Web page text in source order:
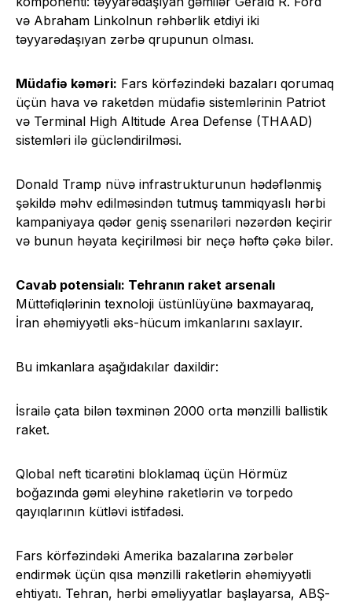
və Abraham Linkolnun rəhbərlik etdiyi iki
təyyarədaşıyan zərbə qrupunun olması.
Müdafiə kəməri: Fars körfəzindəki bazaları qorumaq
üçün hava və raketdən müdafiə sistemlərinin Patriot
və Terminal High Altitude Area Defense (THAAD)
sistemləri ilə gücləndirilməsi.
Donald Tramp nüvə infrastrukturunun hədəflənmiş
şəkildə məhv edilməsindən tutmuş tammiqyaslı hərbi
kampaniyaya qədər geniş ssenariləri nəzərdən keçirir
və bunun həyata keçirilməsi bir neçə həftə çəkə bilər.
Cavab potensialı: Tehranın raket arsenalı
Müttəfiqlərinin texnoloji üstünlüyünə baxmayaraq,
İran əhəmiyyətli əks-hücum imkanlarını saxlayır.
Bu imkanlara aşağıdakılar daxildir:
İsrailə çata bilən təxminən 2000 orta mənzilli ballistik
raket.
Qlobal neft ticarətini bloklamaq üçün Hörmüz
boğazında gəmi əleyhinə raketlərin və torpedo
qayıqlarının kütləvi istifadəsi.
Fars körfəzindəki Amerika bazalarına zərbələr
endirmək üçün qısa mənzilli raketlərin əhəmiyyətli
ehtiyatı. Tehran, hərbi əməliyyatlar başlayarsa, ABŞ-